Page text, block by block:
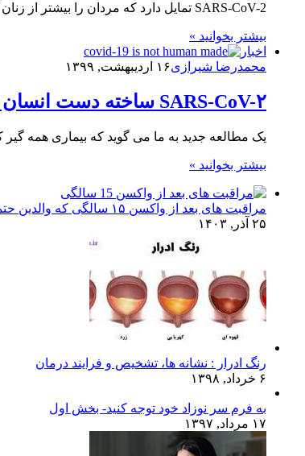
SARS-CoV-2 تمایل دارد که مردان را بیشتر از زنان آلوده کند. هنوز کسی نمی تواند دلیل این موضوع عجیب و…
بیشتر بخوانید »
اخبار
محمدرضا شیرازی۱۶ اردیبهشت, ۱۳۹۹
SARS-CoV-۲ ساخته دست انسان نیست
یک مطالعه جدید به ما می گوید که بیماری همه
بیشتر بخوانید »
مراقبت های بعد از واکسن ۱۵ سالگی که والدین حتما باید بدانند!
۲۵ آذر, ۱۴۰۳
رنگ ادرار : نشانه ها، تشخیص و فرایند درمان
۶ خرداد, ۱۳۹۸
به فرم سر نوزاد خود توجه کنید- بخش اول
۱۷ مرداد, ۱۳۹۷